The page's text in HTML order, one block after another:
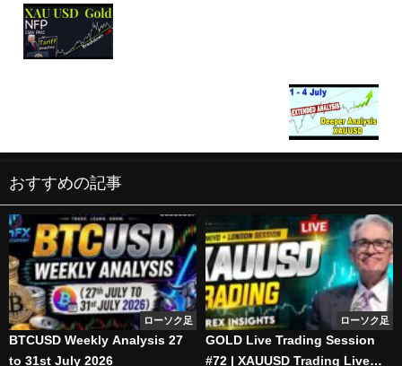
おすすめの記事
ローソク足
BTCUSD Weekly Analysis 27
to 31st July 2026
ローソク足
GOLD Live Trading Session
#72 | XAUUSD Trading Live